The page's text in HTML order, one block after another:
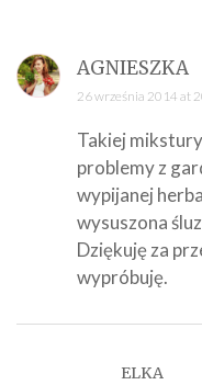
AGNIESZKA
26 września 2014 at
Takiej
problemy z
wypijanej
wysuszona
Dziękuję za
wypróbuję.
ELKA